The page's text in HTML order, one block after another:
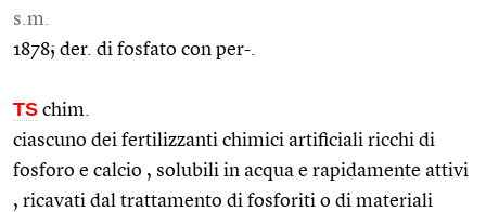
s.m.
1878; der. di fosfato con per-.
TS chim.
ciascuno dei fertilizzanti chimici artificiali ricchi di
fosforo e calcio , solubili in acqua e rapidamente attivi
, ricavati dal trattamento di fosforiti o di materiali